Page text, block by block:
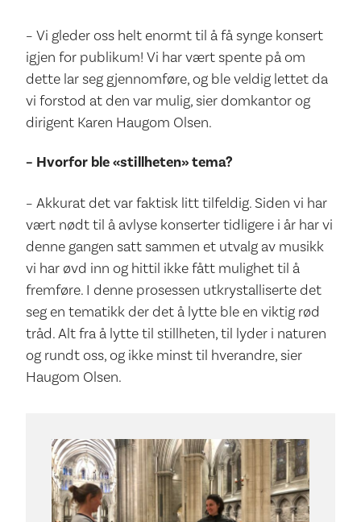
– Vi gleder oss helt enormt til å få synge konsert
igjen for publikum! Vi har vært spente på om
dette lar seg gjennomføre, og ble veldig lettet da
vi forstod at den var mulig, sier domkantor og
dirigent Karen Haugom Olsen.
– Hvorfor ble «stillheten» tema?
– Akkurat det var faktisk litt tilfeldig. Siden vi har
vært nødt til å avlyse konserter tidligere i år har vi
denne gangen satt sammen et utvalg av musikk
vi har øvd inn og hittil ikke fått mulighet til å
fremføre. I denne prosessen utkrystalliserte det
seg en tematikk der det å lytte ble en viktig rød
tråd. Alt fra å lytte til stillheten, til lyder i naturen
og rundt oss, og ikke minst til hverandre, sier
Haugom Olsen.